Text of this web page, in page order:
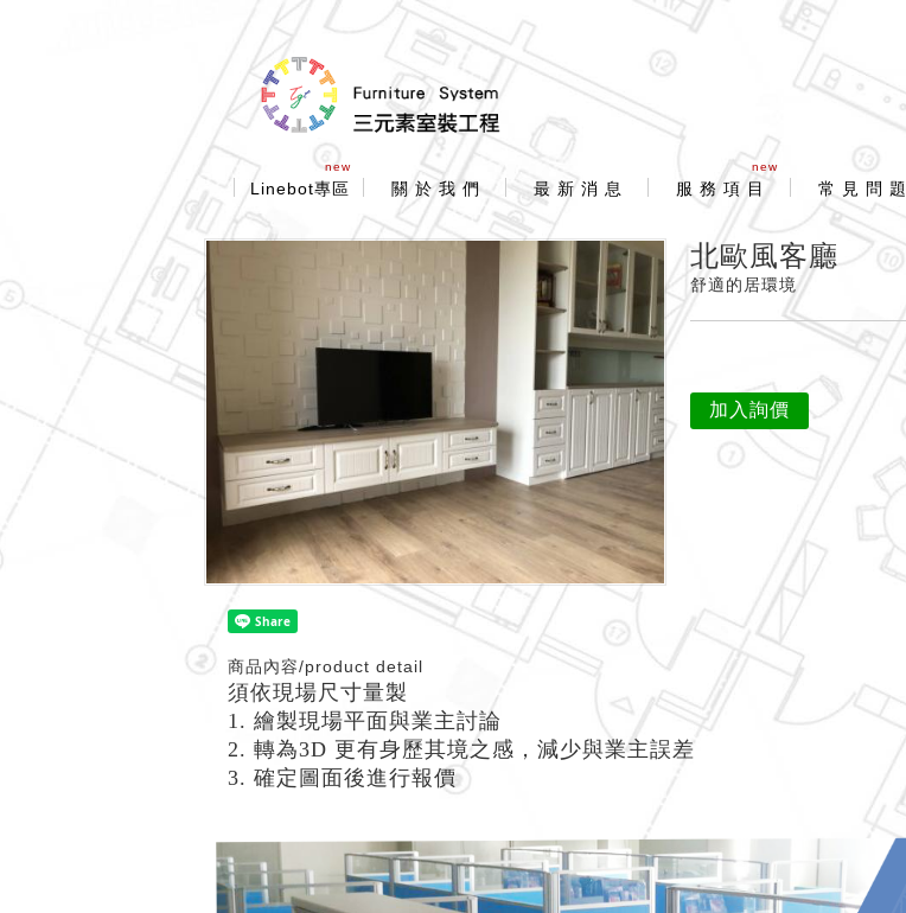
new
Linebot專區 關 於 我 們 最 新 消 息
new
服 務 項 目 常 見 問 題
北歐風客廳
舒適的居環境
加入詢價
商品內容/product detail
須依現場尺寸量製
1. 繪製現場平面與業主討論
2. 轉為3D 更有身歷其境之感，減少與業主誤差
3. 確定圖面後進行報價